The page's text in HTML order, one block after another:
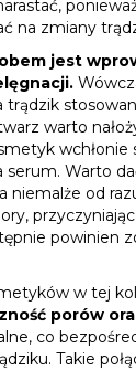
na zmiany
jest
trądzik
warto
wchłonie
serum. Warto
niemalże od
powinien
w tej
porów
co
Takie